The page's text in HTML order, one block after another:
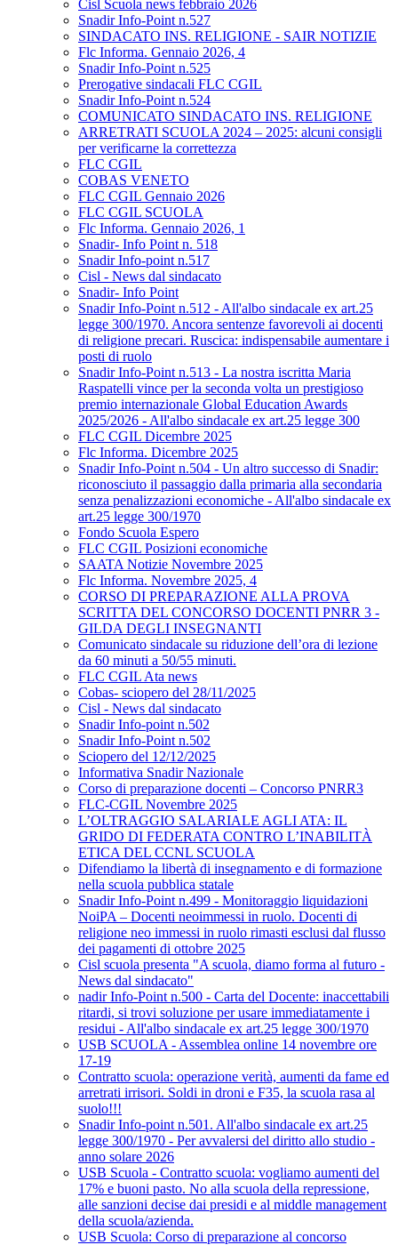
Cisl Scuola news febbraio 2026
Snadir Info-Point n.527
SINDACATO INS. RELIGIONE - SAIR NOTIZIE
Flc Informa. Gennaio 2026, 4
Snadir Info-Point n.525
Prerogative sindacali FLC CGIL
Snadir Info-Point n.524
COMUNICATO SINDACATO INS. RELIGIONE
ARRETRATI SCUOLA 2024 – 2025: alcuni consigli
per verificarne la correttezza
FLC CGIL
COBAS VENETO
FLC CGIL Gennaio 2026
FLC CGIL SCUOLA
Flc Informa. Gennaio 2026, 1
Snadir- Info Point n. 518
Snadir Info-point n.517
Cisl - News dal sindacato
Snadir- Info Point
Snadir Info-Point n.512 - All'albo sindacale ex art.25
legge 300/1970. Ancora sentenze favorevoli ai docenti
di religione precari. Ruscica: indispensabile aumentare i
posti di ruolo
Snadir Info-Point n.513 - La nostra iscritta Maria
Raspatelli vince per la seconda volta un prestigioso
premio internazionale Global Education Awards
2025/2026 - All'albo sindacale ex art.25 legge 300
FLC CGIL Dicembre 2025
Flc Informa. Dicembre 2025
Snadir Info-Point n.504 - Un altro successo di Snadir:
riconosciuto il passaggio dalla primaria alla secondaria
senza penalizzazioni economiche - All'albo sindacale ex
art.25 legge 300/1970
Fondo Scuola Espero
FLC CGIL Posizioni economiche
SAATA Notizie Novembre 2025
Flc Informa. Novembre 2025, 4
CORSO DI PREPARAZIONE ALLA PROVA
SCRITTA DEL CONCORSO DOCENTI PNRR 3 -
GILDA DEGLI INSEGNANTI
Comunicato sindacale su riduzione dell’ora di lezione
da 60 minuti a 50/55 minuti.
FLC CGIL Ata news
Cobas- sciopero del 28/11/2025
Cisl - News dal sindacato
Snadir Info-point n.502
Snadir Info-Point n.502
Sciopero del 12/12/2025
Informativa Snadir Nazionale
Corso di preparazione docenti – Concorso PNRR3
FLC-CGIL Novembre 2025
L’OLTRAGGIO SALARIALE AGLI ATA: IL
GRIDO DI FEDERATA CONTRO L’INABILITÀ
ETICA DEL CCNL SCUOLA
Difendiamo la libertà di insegnamento e di formazione
nella scuola pubblica statale
Snadir Info-Point n.499 - Monitoraggio liquidazioni
NoiPA – Docenti neoimmessi in ruolo. Docenti di
religione neo immessi in ruolo rimasti esclusi dal flusso
dei pagamenti di ottobre 2025
Cisl scuola presenta "A scuola, diamo forma al futuro -
News dal sindacato"
nadir Info-Point n.500 - Carta del Docente: inaccettabili
ritardi, si trovi soluzione per usare immediatamente i
residui - All'albo sindacale ex art.25 legge 300/1970
USB SCUOLA - Assemblea online 14 novembre ore
17-19
Contratto scuola: operazione verità, aumenti da fame ed
arretrati irrisori. Soldi in droni e F35, la scuola rasa al
suolo!!!
Snadir Info-point n.501. All'albo sindacale ex art.25
legge 300/1970 - Per avvalersi del diritto allo studio -
anno solare 2026
USB Scuola - Contratto scuola: vogliamo aumenti del
17% e buoni pasto. No alla scuola della repressione,
alle sanzioni decise dai presidi e al middle management
della scuola/azienda.
USB Scuola: Corso di preparazione al concorso